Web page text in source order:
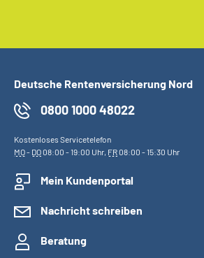
Deutsche Rentenversicherung Nord
0800 1000 48022
Kostenloses Servicetelefon
MO- DO08:00 - 19:00 Uhr, FR08:00 - 15:30 Uhr
Mein Kundenportal
Nachricht schreiben
Beratung